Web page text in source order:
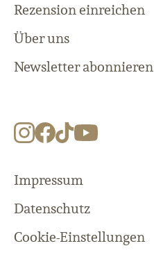
Rezension einreichen
Über uns
Newsletter abonnieren
Impressum
Datenschutz
Cookie-Einstellungen